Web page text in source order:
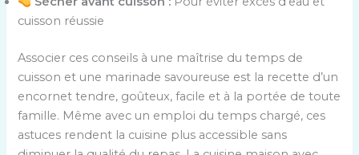
cuisson réussie
Associer ces conseils à une maîtrise du temps de
cuisson et une marinade savoureuse est la recette d’un
encornet tendre, goûteux, facile et à la portée de toute
famille. Même avec un emploi du temps chargé, ces
astuces rendent la cuisine plus accessible sans